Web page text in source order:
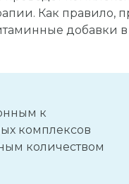
Как правило,
добавки в
к
комплексов
количеством